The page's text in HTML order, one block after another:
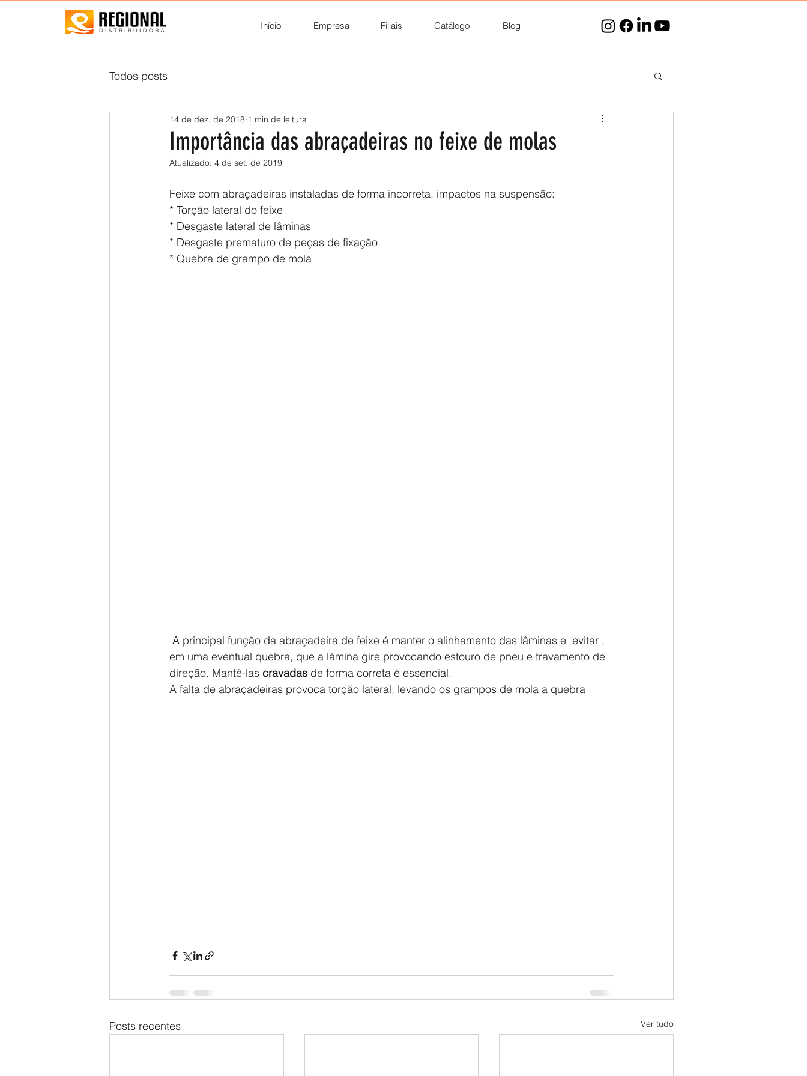
Início Empresa Filiais Catálogo Blog
Todos posts
Importância das abraçadeiras no feixe de molas
14 de dez. de 2018 1 min de leitura
Atualizado: 4 de set. de 2019
Feixe com abraçadeiras instaladas de forma incorreta, impactos na suspensão:
* Torção lateral do feixe
* Desgaste lateral de lâminas
* Desgaste prematuro de peças de fixação.
* Quebra de grampo de mola
em uma eventual quebra, que a lâmina gire provocando estouro de pneu e travamento de
direção. Mantê-las cravadas de forma correta é essencial.
A falta de abraçadeiras provoca torção lateral, levando os grampos de mola a quebra
Posts recentes Ver tudo